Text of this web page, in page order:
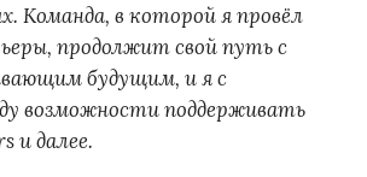
Команда, в которой я провёл
продолжит свой путь с
будущим, и я с
возможности поддерживать
и далее.